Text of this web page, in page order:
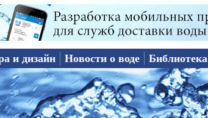
и дизайн Новости о воде Библиотека